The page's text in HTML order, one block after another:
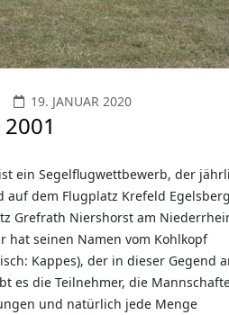
19. JANUAR 2020
ein Segelflugwettbewerb, der
auf dem Flugplatz Krefeld
Grefrath Niershorst am
hat seinen Namen vom Kohlkopf
Kappes), der in dieser Gegend
es die Teilnehmer, die
und natürlich jede Menge